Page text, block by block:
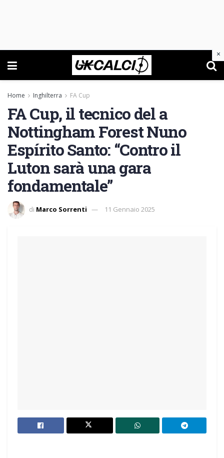
Home Inghilterra FA Cup
FA Cup, il tecnico del a
Nottingham Forest Nuno
Espírito Santo: “Contro il
Luton sarà una gara
fondamentale”
di Marco Sorrenti 11 Gennaio 2025
×